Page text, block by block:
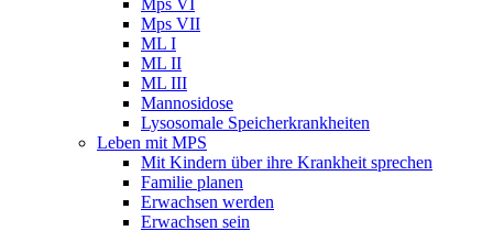
Mps VI
Mps VII
ML I
ML II
ML III
Mannosidose
Lysosomale Speicherkrankheiten
Leben mit MPS
Mit Kindern über ihre Krankheit sprechen
Familie planen
Erwachsen werden
Erwachsen sein